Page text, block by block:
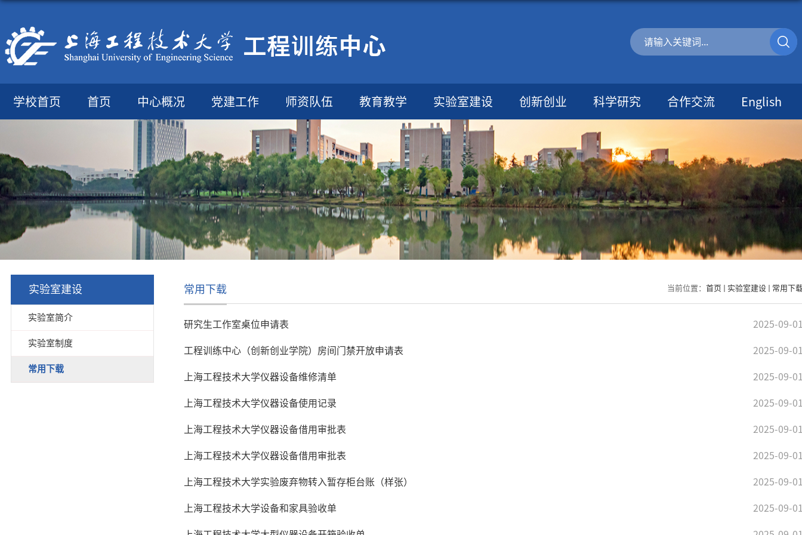
学校首页 首页 中心概况 党建工作 师资队伍 教育教学 实验室建设 创新创业 科学研究 合作交流 English
实验室建设
实验室简介
实验室制度
常用下载
当前位置： 首页 实验室建设 常用下
常用下载
研究生工作室桌位申请表 2025-09-
工程训练中心（创新创业学院）房间门禁开放申请表 2025-09-
上海工程技术大学仪器设备维修清单 2025-09-
上海工程技术大学仪器设备使用记录 2025-09-
上海工程技术大学仪器设备借用审批表 2025-09-
上海工程技术大学仪器设备借用审批表 2025-09-
上海工程技术大学实验废弃物转入暂存柜台账（样张） 2025-09-
上海工程技术大学设备和家具验收单 2025-09-